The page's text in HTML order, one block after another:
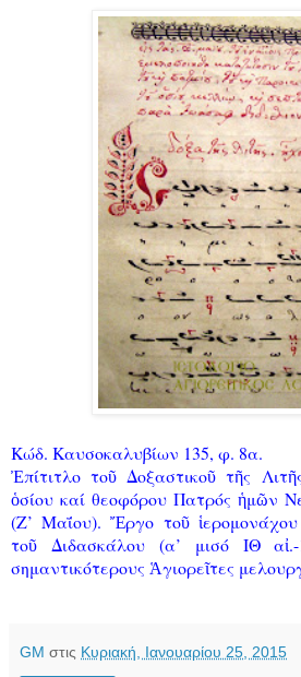
Κώδ. Καυσοκαλυβίων 135, φ. 8α.
Ἐπίτιτλο τοῦ Δοξαστικοῦ τῆς
ὁσίου καί θεοφόρου Πατρός ἡμῶν
(Ζ’ Μαΐου). Ἔργο τοῦ
τοῦ Διδασκάλου (α’ μισό ΙΘ
σημαντικότερους Ἁγιορεῖτες
GM στις Κυριακή, Ιανουαρίου 25, 2015